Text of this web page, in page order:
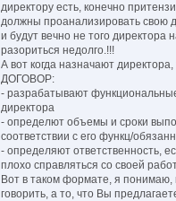
директору есть, конечно
должны проанализировать свою
и будут вечно не того директора
разориться недолго.!!!
А вот когда назначают
ДОГОВОР:
- разрабатывают
директора
- определют объемы и сроки
соответствии с его функц/
- определяют ответственность,
плохо справляться со своей
Вот в таком формате, я понимаю,
говорить, а то, что Вы